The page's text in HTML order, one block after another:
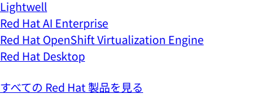
Lightwell
Red Hat AI Enterprise
Red Hat OpenShift Virtualization Engine
Red Hat Desktop
すべての Red Hat 製品を見る